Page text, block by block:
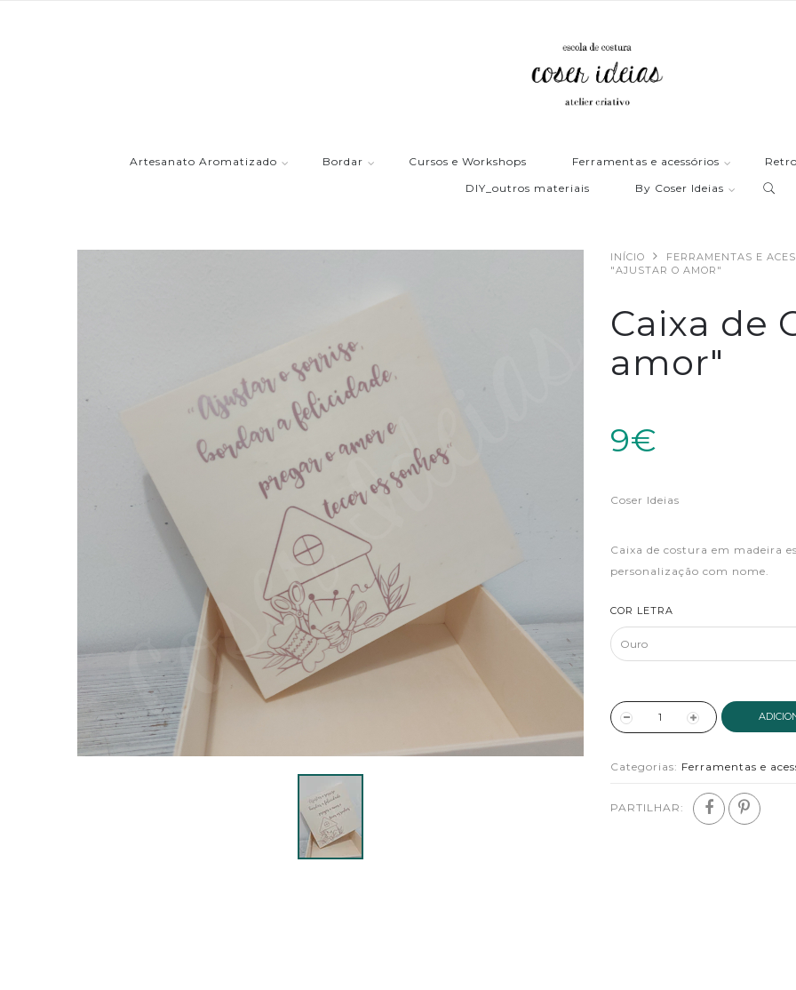
Artesanato Aromatizado Bordar Cursos e Workshops Ferramentas e acessórios
DIY_outros materiais
By Coser Ideias
INÍCIO
FERRAMENTAS E
"AJUSTAR O AMOR"
Caixa de
amor"
9€
Coser Ideias
Caixa de costura em madeira
personalização com nome.
COR LETRA
Categorias: Ferramentas e
PARTILHAR: